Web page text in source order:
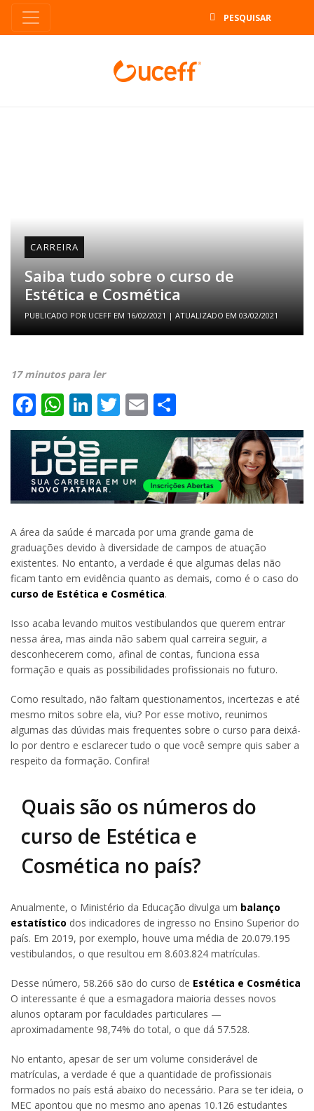
CARREIRA
Saiba tudo sobre o curso de
Estética e Cosmética
PUBLICADO POR UCEFF EM 16/02/2021 | ATUALIZADO EM 03/02/2021
17 minutos para ler
Facebook
WhatsApp
LinkedIn
Twitter
Email
A área da saúde é marcada por uma grande gama de
graduações devido à diversidade de campos de atuação
existentes. No entanto, a verdade é que algumas delas não
ficam tanto em evidência quanto as demais, como é o caso do
curso de Estética e Cosmética.
Isso acaba levando muitos vestibulandos que querem entrar
nessa área, mas ainda não sabem qual carreira seguir, a
desconhecerem como, afinal de contas, funciona essa
formação e quais as possibilidades profissionais no futuro.
Como resultado, não faltam questionamentos, incertezas e até
mesmo mitos sobre ela, viu? Por esse motivo, reunimos
algumas das dúvidas mais frequentes sobre o curso para deixá-
lo por dentro e esclarecer tudo o que você sempre quis saber a
respeito da formação. Confira!
Quais são os números do
curso de Estética e
Cosmética no país?
Anualmente, o Ministério da Educação divulga um balanço
estatístico dos indicadores de ingresso no Ensino Superior do
país. Em 2019, por exemplo, houve uma média de 20.079.195
vestibulandos, o que resultou em 8.603.824 matrículas.
Desse número, 58.266 são do curso de Estética e Cosmética
O interessante é que a esmagadora maioria desses novos
alunos optaram por faculdades particulares —
aproximadamente 98,74% do total, o que dá 57.528.
No entanto, apesar de ser um volume considerável de
matrículas, a verdade é que a quantidade de profissionais
formados no país está abaixo do necessário. Para se ter ideia, o
MEC apontou que no mesmo ano apenas 10.126 estudantes